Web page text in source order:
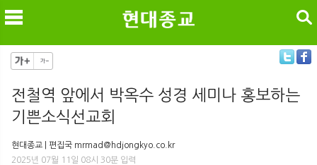
메
검색
전철역 앞에서 박옥수 성경 세미나 홍보하는
기쁜소식선교회
현대종교 | 편집국 mrmad@hdjongkyo.co.kr
2025년 07월 11일 08시 30분 입력